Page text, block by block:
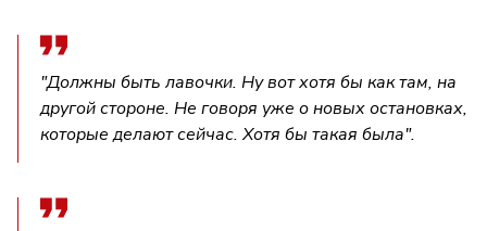
"Должны быть лавочки. Ну вот хотя бы как там, на
другой стороне. Не говоря уже о новых остановках,
которые делают сейчас. Хотя бы такая была".